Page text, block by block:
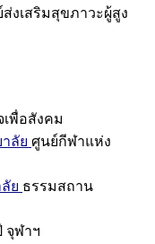
งเสริมสุขภาวะผู้สูง
พื่อสังคม
ลัย ศูนย์กีฬาแห่ง
ย ธรรมสถาน
จุฬาฯ